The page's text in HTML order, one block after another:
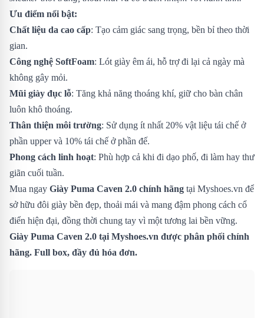
Ưu điểm nổi bật:
Chất liệu da cao cấp: Tạo cảm giác sang trọng, bền bỉ theo thời
gian.
Công nghệ SoftFoam: Lót giày êm ái, hỗ trợ đi lại cả ngày mà
không gây mỏi.
Mũi giày đục lỗ: Tăng khả năng thoáng khí, giữ cho bàn chân
luôn khô thoáng.
Thân thiện môi trường: Sử dụng ít nhất 20% vật liệu tái chế ở
phần upper và 10% tái chế ở phần đế.
Phong cách linh hoạt: Phù hợp cả khi đi dạo phố, đi làm hay thư
giãn cuối tuần.
Mua ngay Giày Puma Caven 2.0 chính hãng tại Myshoes.vn để
sở hữu đôi giày bền đẹp, thoải mái và mang đậm phong cách cổ
điển hiện đại, đồng thời chung tay vì một tương lai bền vững.
Giày Puma Caven 2.0 tại Myshoes.vn được phân phối chính
hãng. Full box, đầy đủ hóa đơn.